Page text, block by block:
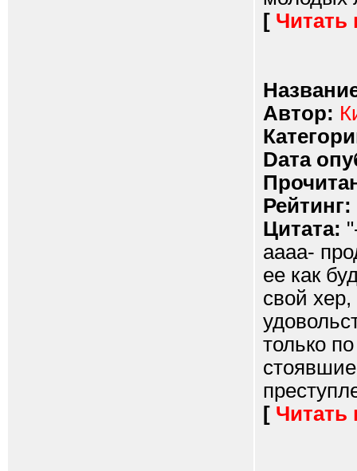
[ Читать
Автор:
Dата
Рейтинг:
Цитата:
аааа-
ее как
свой хер,
только
[ Читать